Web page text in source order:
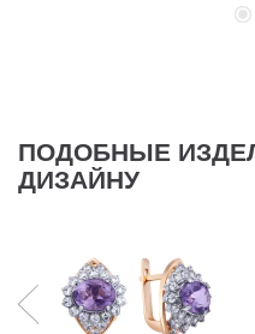
ПОДОБНЫЕ
ДИЗАЙНУ